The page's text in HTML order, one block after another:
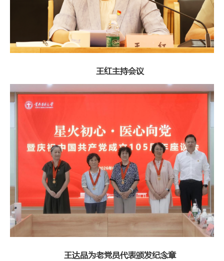
王红主持会议
王达品为老党员代表颁发纪念章